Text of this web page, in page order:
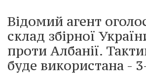
Відомий агент
склад збірної
проти Албанії.
буде використана -